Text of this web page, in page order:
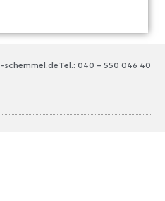
Tel.: 040 – 550 046 40
schemmel.de